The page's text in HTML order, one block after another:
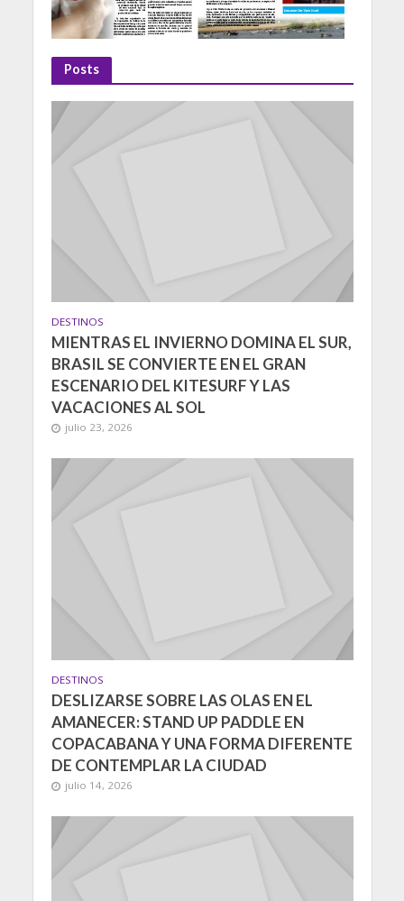
Posts
DESTINOS
MIENTRAS EL INVIERNO DOMINA EL SUR,
BRASIL SE CONVIERTE EN EL GRAN
ESCENARIO DEL KITESURF Y LAS
VACACIONES AL SOL
julio 23, 2026
DESTINOS
DESLIZARSE SOBRE LAS OLAS EN EL
AMANECER: STAND UP PADDLE EN
COPACABANA Y UNA FORMA DIFERENTE
DE CONTEMPLAR LA CIUDAD
julio 14, 2026